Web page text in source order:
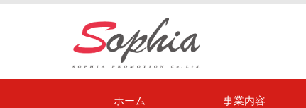
ホーム 事業内容